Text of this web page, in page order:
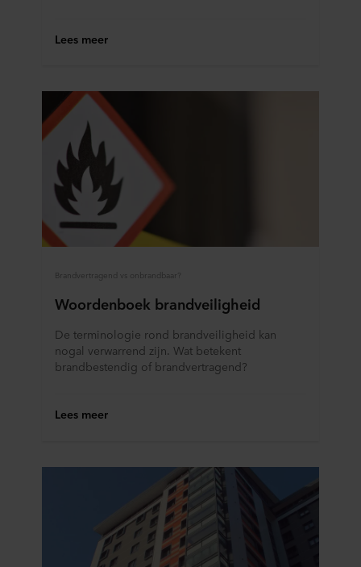
Lees meer
Brandvertragend vs onbrandbaar?
Woordenboek brandveiligheid
De terminologie rond brandveiligheid kan
nogal verwarrend zijn. Wat betekent
brandbestendig of brandvertragend?
Lees meer